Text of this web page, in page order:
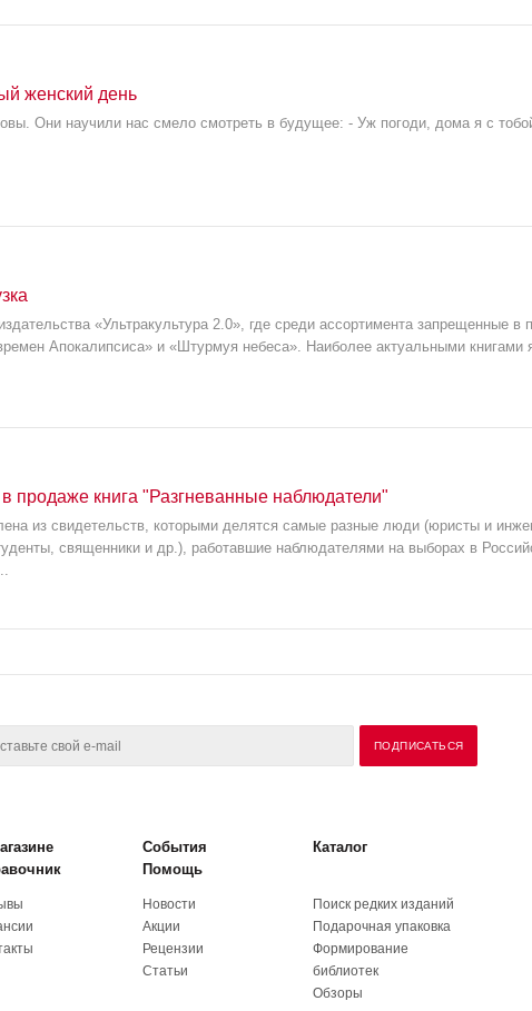
женский день
Они научили нас смело смотреть в будущее: - Уж погоди, дома я с
«Ультракультура 2.0», где среди ассортимента запрещенные в
Апокалипсиса» и «Штурмуя небеса». Наиболее актуальными книгами
продаже книга "Разгневанные наблюдатели"
из свидетельств, которыми делятся самые разные люди (юристы и
священники и др.), работавшие наблюдателями на выборах в
События
Каталог
Помощь
Новости
Акции
Рецензии
Статьи
Поиск редких изданий
Подарочная упаковка
Формирование
библиотек
Обзоры